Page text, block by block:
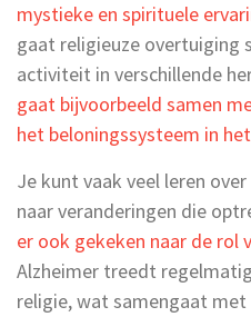
mystieke en spirituele
gaat religieuze overtuiging
activiteit in verschillende
gaat bijvoorbeeld samen
het beloningssysteem in
Je kunt vaak veel leren
naar veranderingen die
er ook gekeken naar de rol
Alzheimer treedt
religie, wat samengaat met